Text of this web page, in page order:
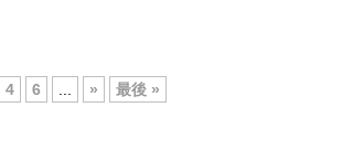
4 6 » 最後 »